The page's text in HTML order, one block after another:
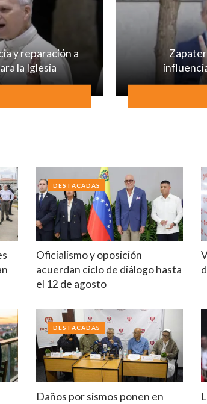
y reparación a
la Iglesia
Oficialismo y oposición
acuerdan ciclo de diálogo hasta
el 12 de agosto
DESTACADAS
Daños por sismos ponen en
DESTACADAS